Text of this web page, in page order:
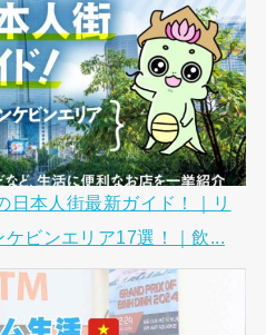
日本人街最新ガイド！｜リ
ビンエリア17選！｜飲...